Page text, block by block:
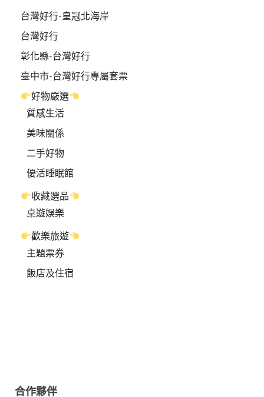
台灣好行-皇冠北海岸
台灣好行
彰化縣-台灣好行
臺中市-台灣好行專屬套票
好物嚴選
質感生活
美味關係
二手好物
優活睡眠館
收藏選品
桌遊娛樂
歡樂旅遊
主題票券
飯店及住宿
合作夥伴